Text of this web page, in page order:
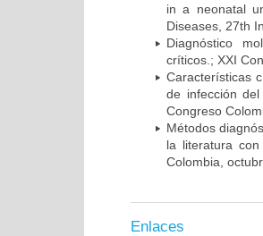
in a neonatal
Diseases, 27th
Diagnóstico
críticos.; XXI
Características
de infección
Congreso
Métodos
la literatura
Colombia,
Enlaces